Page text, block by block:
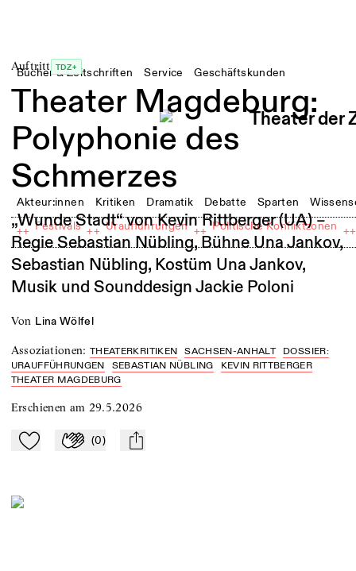
Bücher & Zeitschriften Service Geschäftskunden
Akteur:innen Kritiken Dramatik Debatte Sparten
++ Festivals ++ Uraufführungen ++ Politische Konfliktzonen ++
Auftritt TDZ+
Theater Magdeburg:
Polyphonie des
Schmerzes
„Wunde Stadt“ von Kevin Rittberger (UA) –
Regie Sebastian Nübling, Bühne Una Jankov,
Sebastian Nübling, Kostüm Una Jankov,
Musik und Sounddesign Jackie Poloni
von Lina Wölfel
Assoziationen:THEATERKRITIKEN SACHSEN-ANHALT
DOSSIER:
URAUFFÜHRUNGEN
SEBASTIAN NÜBLING
KEVIN RITTBERGER
THEATER MAGDEBURG
Erschienen am 29.5.2026
Zu Mein-TdZ hinzufügen
Applaudieren
(0) mail